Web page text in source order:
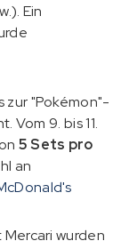
Ein
zur "Pokémon"-
9. bis 11.
5 Sets pro
an
wurden